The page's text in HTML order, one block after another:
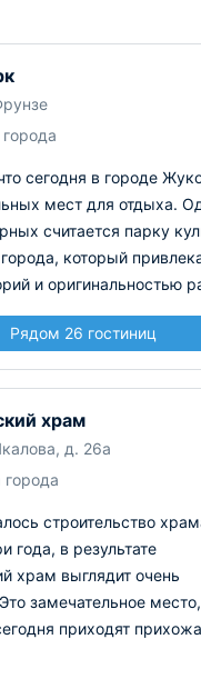
сегодня в городе
мест для отдыха.
считается парку
который
и оригинальностью
Рядом 26 гостиниц
храм
д. 26а
строительство
года, в результате
храм выглядит очень
замечательное
приходят